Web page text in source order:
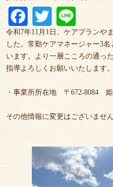
Facebook
Twitter
令和7年11月1日、ケアプランや
した。常勤ケアマネージャー3
います。より一層こころの通っ
指導よろしくお願いいたします。
・事業所所在地 〒672-8084
その他情報に変更はございません